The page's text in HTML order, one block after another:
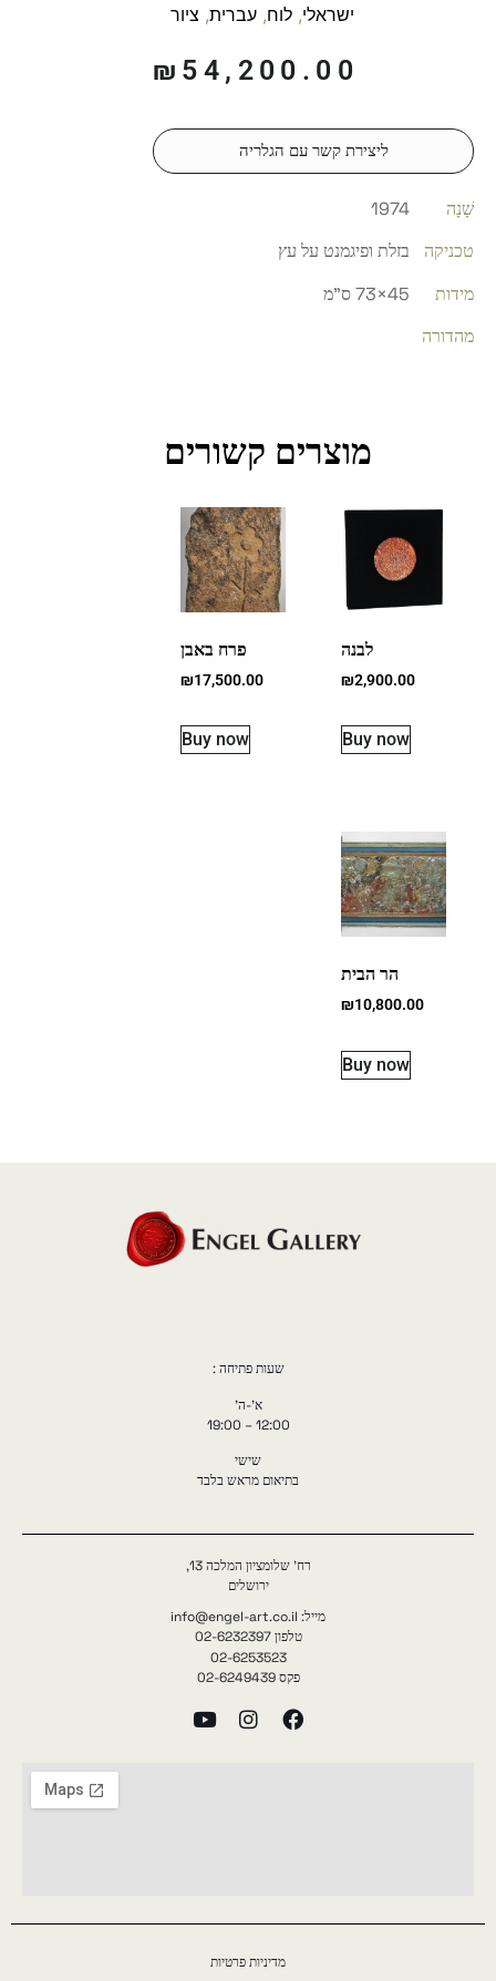
ישראלי, לוח, עברית, ציור
₪ 54,200.00
ליצירת קשר עם הגלריה
שָׁנָה
1974
טכניקה
בזלת ופיגמנט על עץ
מידות
45×73 ס"מ
מהדורה
מוצרים קשורים
לבנה
₪2,900.00
Buy now
פרח באבן
₪17,500.00
Buy now
הר הבית
₪10,800.00
Buy now
שעות פתיחה :
א'-ה'
12:00 – 19:00
שישי
בתיאום מראש בלבד
רח' שלומציון המלכה 13,
ירושלים
מייל: info@engel-art.co.il
טלפון 02-6232397
02-6253523
פקס 02-6249439
מדיניות פרטיות